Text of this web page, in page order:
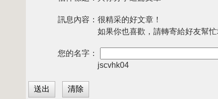
訊息內容： 很精采的好文章！
如果你也喜歡，請轉寄給好友幫忙
您的名字：
jscvhk04